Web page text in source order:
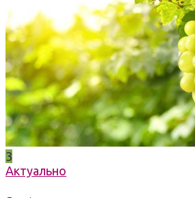
3
Актуально